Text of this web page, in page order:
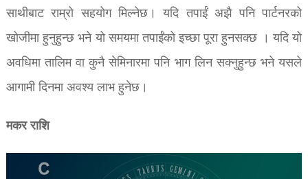
साथीबाट राम्रो सहयोग मिल्नेछ। यदि तपाईं अझै पनि पार्टनरको
खोजीमा हुनुहुन्छ भने यो समयमा तपाईंको इच्छा पूरा हुनसक्छ । यदि यो
अवधिमा तालिम वा कुनै सेमिनारमा पनि भाग लिन सक्नुहुन्छ भने यसले
आगामी दिनमा अवश्य लाभ हुनेछ।
मकर राशि